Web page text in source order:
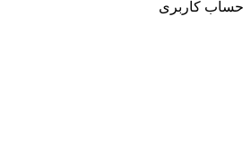
حساب کاربری